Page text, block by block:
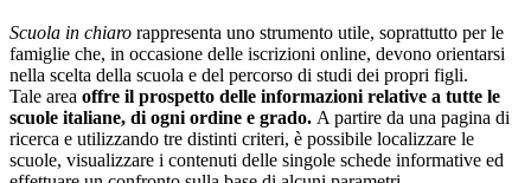
Scuola in chiaro rappresenta uno strumento utile, soprattutto per le
famiglie che, in occasione delle iscrizioni online, devono orientarsi
nella scelta della scuola e del percorso di studi dei propri figli.
Tale area offre il prospetto delle informazioni relative a tutte le
scuole italiane, di ogni ordine e grado. A partire da una pagina di
ricerca e utilizzando tre distinti criteri, è possibile localizzare le
scuole, visualizzare i contenuti delle singole schede informative ed